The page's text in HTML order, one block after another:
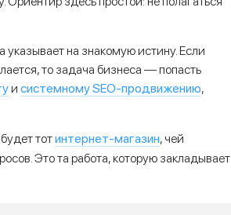
на знакомую истину. Если
то задача бизнеса — попасть
и системному SEO-продвижению,
тотинтернет-магазин, чей
Это та работа, которую закладывает